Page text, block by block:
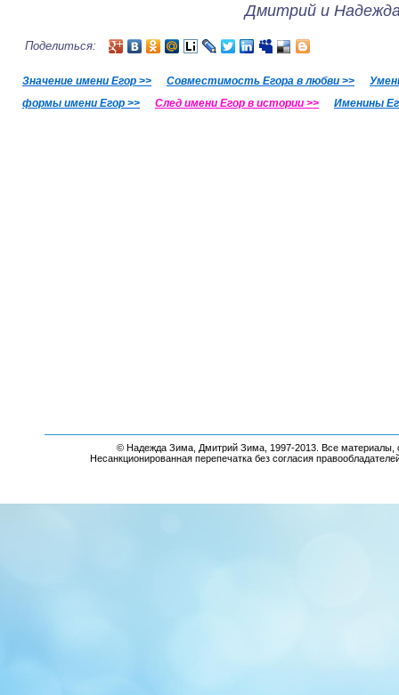
Дмитрий и
Поделиться:
Значение имени Егор >> Совместимость Егора в любви >>
формы имени Егор >>
След имени Егор в истории >> Именины
© Надежда Зима, Дмитрий Зима, 1997-2013. Все материалы,
Несанкционированная перепечатка без согласия